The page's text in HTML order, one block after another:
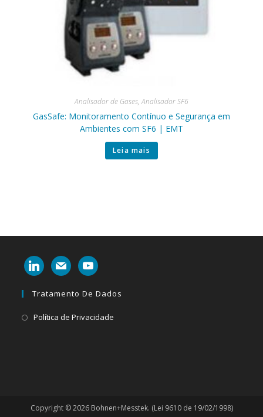
Analisador de Gases,Analisador SF6
GasSafe: Monitoramento Contínuo e Segurança em
Ambientes com SF6 | EMT
Leia mais
linkedinmail youtube
Tratamento De Dados
Política de Privacidade
Copyright © 2026 Bohnen+Messtek. (Lei 9610 de 19/02/1998)